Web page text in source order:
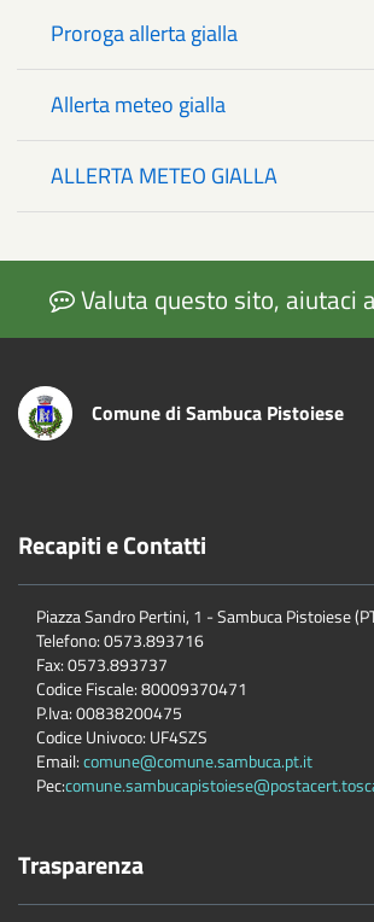
Proroga allerta gialla
Allerta meteo gialla
ALLERTA METEO GIALLA
Valuta questo sito, aiutaci
Comune di Sambuca Pistoiese
Recapiti e Contatti
Piazza Sandro Pertini, 1 - Sambuca Pistoiese
Telefono: 0573.893716
Fax: 0573.893737
Codice Fiscale: 80009370471
P.Iva: 00838200475
Codice Univoco: UF4SZS
Email:comune@comune.sambuca.pt.it
Pec:
Trasparenza